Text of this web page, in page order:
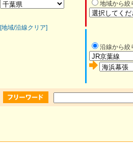
[地域/沿線クリア]
地域から絞
沿線から絞